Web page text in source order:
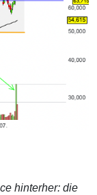
hinterher: die